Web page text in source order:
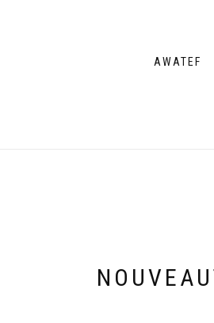
AWATEF